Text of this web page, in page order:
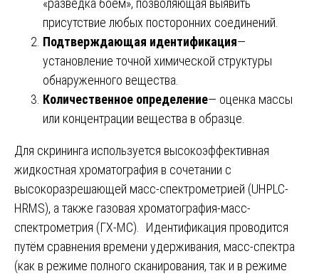
«разведка боем», позволяющая выявить
присутствие любых посторонних соединений.
Подтверждающая идентификация—
установление точной химической структуры
обнаруженного вещества.
Количественное определение— оценка массы
или концентрации вещества в образце.
Для скрининга используется высокоэффективная
жидкостная хроматография в сочетании с
высокоразрешающей масс-спектрометрией (UHPLC-
HRMS), а также газовая хроматография-масс-
спектрометрия (ГХ-МС). Идентификация проводится
путём сравнения времени удерживания, масс-спектра
(как в режиме полного сканирования, так и в режиме